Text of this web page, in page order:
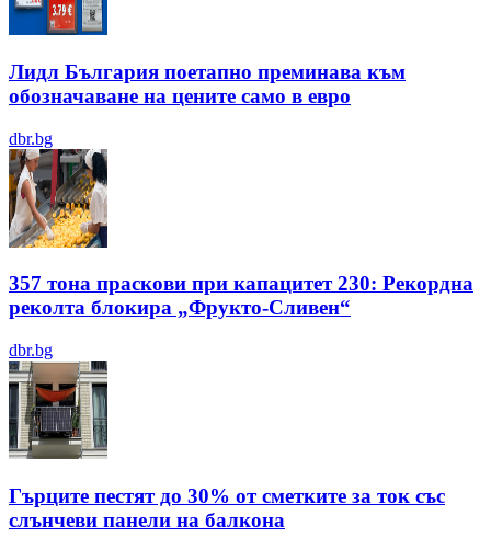
Лидл България поетапно преминава към
обозначаване на цените само в евро
dbr.bg
357 тона праскови при капацитет 230: Рекордна
реколта блокира „Фрукто-Сливен“
dbr.bg
Гърците пестят до 30% от сметките за ток със
слънчеви панели на балкона